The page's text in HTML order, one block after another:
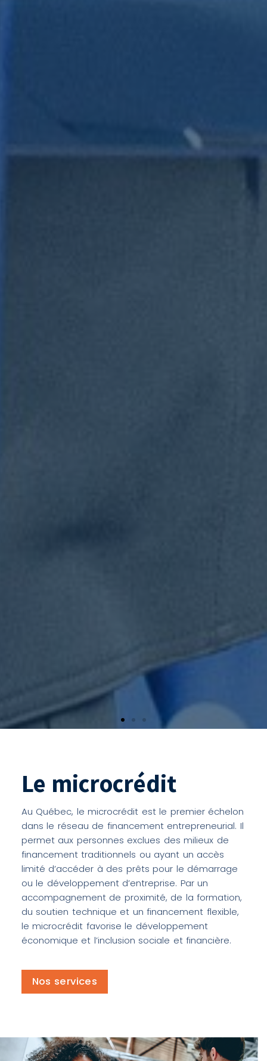
Le microcrédit
Au Québec, le microcrédit est le premier échelon
dans le réseau de financement entrepreneurial. Il
permet aux personnes exclues des milieux de
financement traditionnels ou ayant un accès
limité d’accéder à des prêts pour le démarrage
ou le développement d’entreprise. Par un
accompagnement de proximité, de la formation,
du soutien technique et un financement flexible,
le microcrédit favorise le développement
économique et l’inclusion sociale et financière.
Nos services